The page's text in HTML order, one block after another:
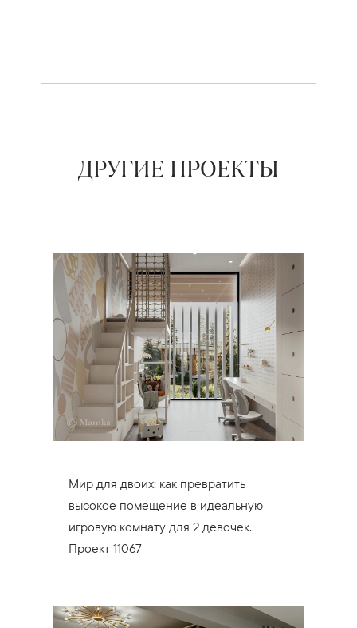
ДРУГИЕ ПРОЕКТЫ
Мир для двоих: как превратить
высокое помещение в идеальную
игровую комнату для 2 девочек.
Проект 11067